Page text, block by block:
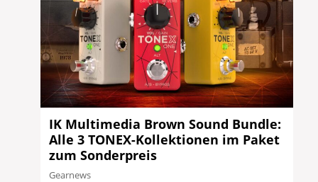
IK Multimedia Brown Sound Bundle:
Alle 3 TONEX-Kollektionen im Paket
zum Sonderpreis
Gearnews